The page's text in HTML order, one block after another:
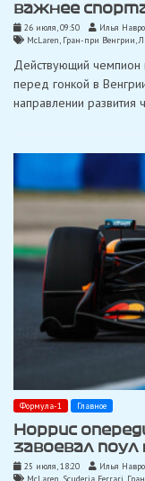
важнее
26 июля, 09:50
Илья
McLaren, Гран-при Венгрии,
Действующий чемпион
перед гонкой в
направлении
Формула-1 Главное
Норрис
завоевал поул
25 июля, 18:20
Илья